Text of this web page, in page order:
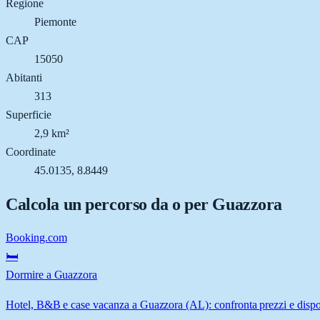
Regione
Piemonte
CAP
15050
Abitanti
313
Superficie
2,9 km²
Coordinate
45.0135, 8.8449
Calcola un percorso da o per Guazzora
Booking.com
🛏️
Dormire a Guazzora
Hotel, B&B e case vacanza a Guazzora (AL): confronta prezzi e